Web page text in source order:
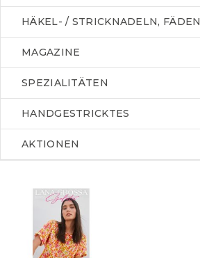
HÄKEL- / STRICKNADELN, FÄDEN
MAGAZINE
SPEZIALITÄTEN
HANDGESTRICKTES
AKTIONEN